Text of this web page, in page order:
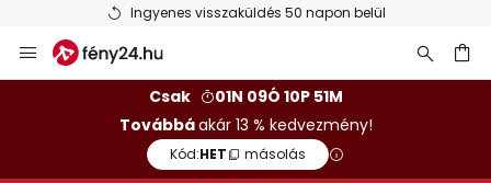
Ingyenes visszaküldés 50 napon belül
Ugrás
a
Csak
01N 09Ó 10P 50M
Továbbáakár 13 % kedvezmény!
Kód:HET másolás